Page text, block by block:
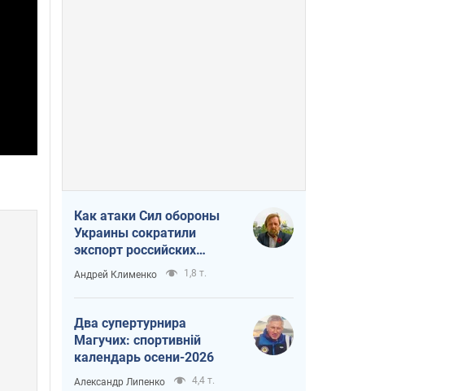
Как атаки Сил обороны
Украины сократили
экспорт российских
нефтепродуктов
Андрей Клименко 1,8 т.
Два супертурнира
Магучих: спортивній
календарь осени-2026
Александр Липенко 4,4 т.